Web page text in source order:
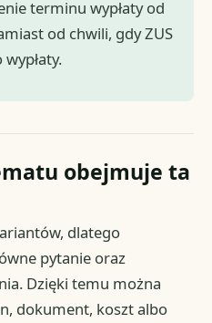
terminu wypłaty od
od chwili, gdy ZUS
obejmuje ta
dlatego
pytanie oraz
Dzięki temu można
dokument, koszt albo